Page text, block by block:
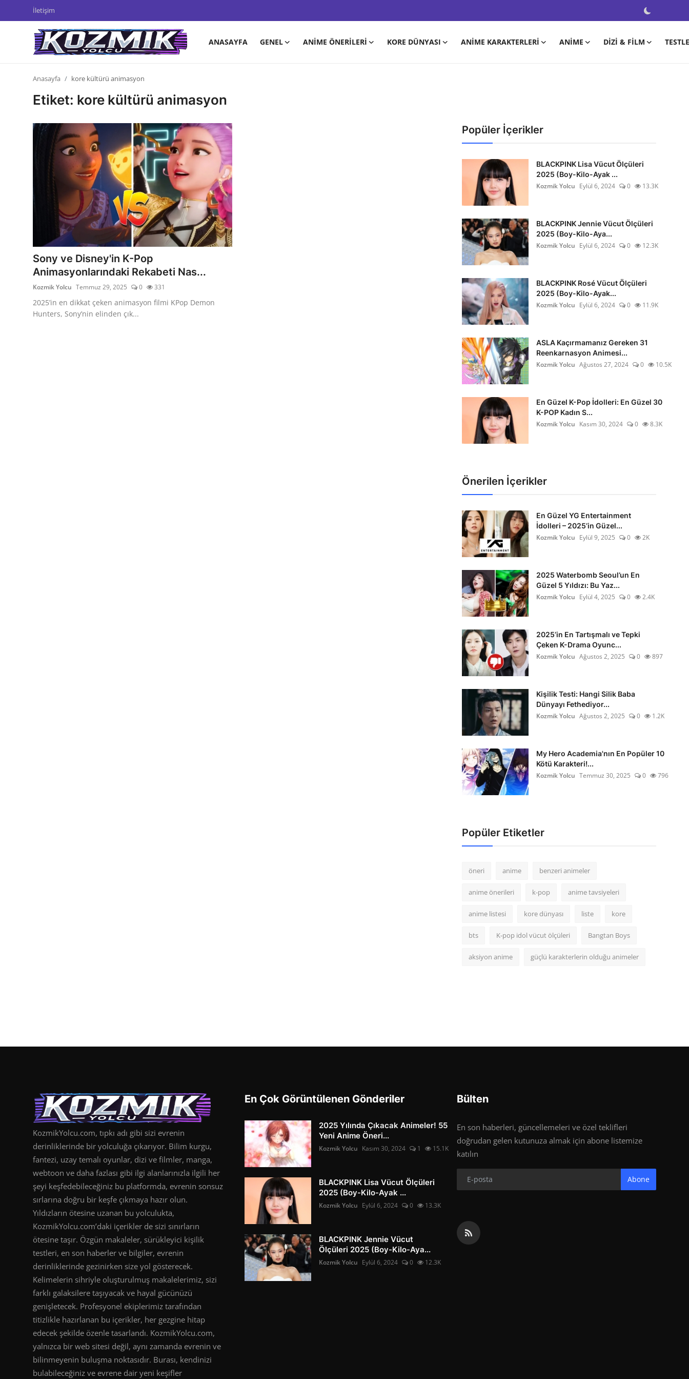
İletişim
ANASAYFA GENEL ANIME ÖNERILERI KORE DÜNYASI ANIME KARAKTERLERI ANIME DIZI & FILM
Anime Önerileri
Kore Dünyası
Anime Karakterleri
Testler
Anasayfa kore kültürü animasyon
Etiket: kore kültürü animasyon
Sony ve Disney'in K-Pop
Animasyonlarındaki Rekabeti Nas...
Kozmik Yolcu Temmuz 29, 2025 0 331
2025’in en dikkat çeken animasyon filmi KPop Demon
Hunters, Sony’nin elinden çık...
Popüler İçerikler
BLACKPINK Lisa Vücut Ölçüleri
2025 (Boy-Kilo-Ayak ...
Kozmik Yolcu Eylül 6, 2024 0 13.3K
BLACKPINK Jennie Vücut Ölçüleri
2025 (Boy-Kilo-Aya...
Kozmik Yolcu Eylül 6, 2024 0 12.3K
BLACKPINK Rosé Vücut Ölçüleri
2025 (Boy-Kilo-Ayak...
Kozmik Yolcu Eylül 6, 2024 0 11.9K
ASLA Kaçırmamanız Gereken 31
Reenkarnasyon Animesi...
Kozmik Yolcu Ağustos 27, 2024 0 10.5K
En Güzel K-Pop İdolleri: En Güzel 30
K-POP Kadın S...
Kozmik Yolcu Kasım 30, 2024 0 8.3K
Önerilen İçerikler
En Güzel YG Entertainment
İdolleri – 2025’in Güzel...
Kozmik Yolcu Eylül 9, 2025 0 2K
2025 Waterbomb Seoul’un En
Güzel 5 Yıldızı: Bu Yaz...
Kozmik Yolcu Eylül 4, 2025 0 2.4K
2025’in En Tartışmalı ve Tepki
Çeken K-Drama Oyunc...
Kozmik Yolcu Ağustos 2, 2025 0 897
Kişilik Testi: Hangi Silik Baba
Dünyayı Fethediyor...
Kozmik Yolcu Ağustos 2, 2025 0 1.2K
My Hero Academia'nın En Popüler 10
Kötü Karakteri!...
Kozmik Yolcu Temmuz 30, 2025 0 796
Popüler Etiketler
öneri anime benzeri animeler
anime önerileri k-pop anime tavsiyeleri
anime listesi kore dünyası liste kore
bts K-pop idol vücut ölçüleri Bangtan Boys
aksiyon anime güçlü karakterlerin olduğu animeler
KozmikYolcu.com, tıpkı adı gibi sizi evrenin
derinliklerinde bir yolculuğa çıkarıyor. Bilim kurgu,
fantezi, uzay temalı oyunlar, dizi ve filmler, manga,
webtoon ve daha fazlası gibi ilgi alanlarınızla ilgili her
şeyi keşfedebileceğiniz bu platformda, evrenin sonsuz
sırlarına doğru bir keşfe çıkmaya hazır olun.
Yıldızların ötesine uzanan bu yolculukta,
KozmikYolcu.com’daki içerikler de sizi sınırların
ötesine taşır. Özgün makaleler, sürükleyici kişilik
testleri, en son haberler ve bilgiler, evrenin
derinliklerinde gezinirken size yol gösterecek.
Kelimelerin sihriyle oluşturulmuş makalelerimiz, sizi
farklı galaksilere taşıyacak ve hayal gücünüzü
genişletecek. Profesyonel ekiplerimiz tarafından
titizlikle hazırlanan bu içerikler, her gezgine hitap
edecek şekilde özenle tasarlandı. KozmikYolcu.com,
yalnızca bir web sitesi değil, aynı zamanda evrenin ve
bilinmeyenin buluşma noktasıdır. Burası, kendinizi
bulabileceğiniz ve evrene dair yeni keşifler
En Çok Görüntülenen Gönderiler
2025 Yılında Çıkacak Animeler! 55
Yeni Anime Öneri...
Kozmik Yolcu Kasım 30, 2024 1 15.1K
BLACKPINK Lisa Vücut Ölçüleri
2025 (Boy-Kilo-Ayak ...
Kozmik Yolcu Eylül 6, 2024 0 13.3K
BLACKPINK Jennie Vücut
Ölçüleri 2025 (Boy-Kilo-Aya...
Kozmik Yolcu Eylül 6, 2024 0 12.3K
Bülten
En son haberleri, güncellemeleri ve özel teklifleri
doğrudan gelen kutunuza almak için abone listemize
katılın
Abone